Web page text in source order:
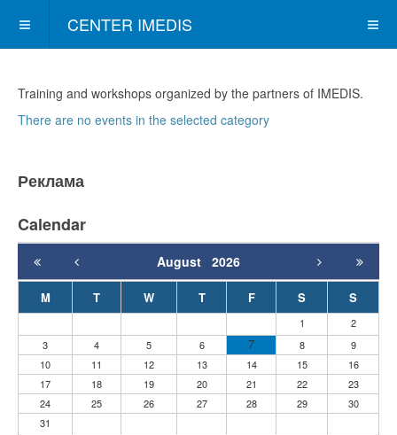
CENTER IMEDIS
Training and workshops organized by the partners of IMEDIS.
There are no events in the selected category
Реклама
Calendar
August 2026
M T W T F S S
1
2
3
4 5 6 7 8
9
10
11 12 13 14 15
16
17
18 19 20 21 22
23
24
25 26 27 28 29
30
31